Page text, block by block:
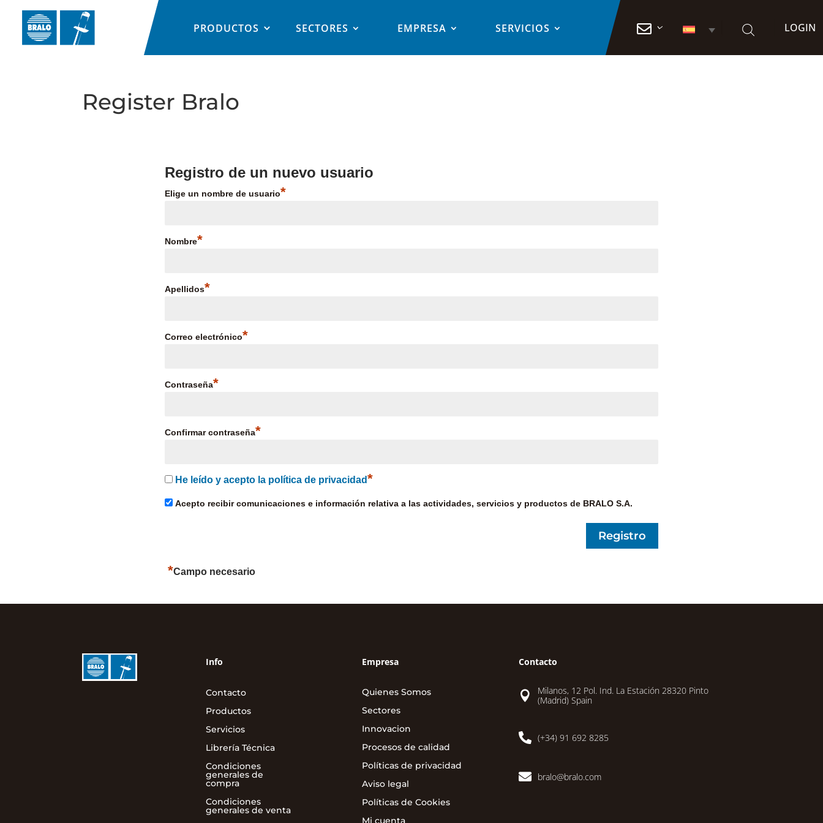
PRODUCTOS SECTORES EMPRESA SERVICIOS  LOGIN
Register Bralo
Registro de un nuevo usuario
Elige un nombre de usuario*
Nombre*
Apellidos*
Correo electrónico*
Contraseña*
Confirmar contraseña*
He leído y acepto la política de privacidad*
Acepto recibir comunicaciones e información relativa a las actividades, servicios y productos de BRALO S.A.
*Campo necesario
Info
Contacto
Productos
Servicios
Librería Técnica
Condiciones
generales de
compra
Condiciones
generales de venta
Empresa
Quienes Somos
Sectores
Innovacion
Procesos de calidad
Políticas de privacidad
Aviso legal
Políticas de Cookies
Mi cuenta
Contacto

Milanos, 12 Pol. Ind. La Estación 28320 Pinto
(Madrid) Spain
 (+34) 91 692 8285
 bralo@bralo.com